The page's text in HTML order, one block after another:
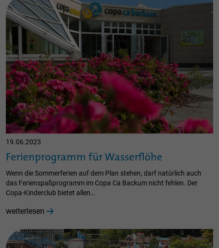
19.06.2023
Ferienprogramm für Wasserflöhe
Wenn die Sommerferien auf dem Plan stehen, darf natürlich auch
das Ferienspaßprogramm im Copa Ca Backum nicht fehlen. Der
Copa-Kinderclub bietet allen…
weiterlesen